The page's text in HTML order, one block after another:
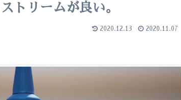
トリームが良い。
2020.12.13 2020.11.07